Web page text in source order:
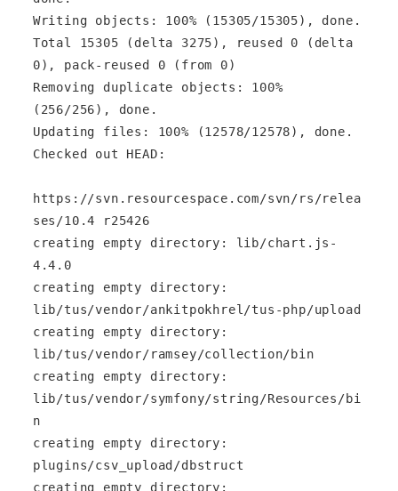
Writing objects: 100% (15305/15305), done.
Total 15305 (delta 3275), reused 0 (delta
0), pack-reused 0 (from 0)
Removing duplicate objects: 100%
(256/256), done.
Updating files: 100% (12578/12578), done.
Checked out HEAD:
https://svn.resourcespace.com/svn/rs/relea
ses/10.4 r25426
creating empty directory: lib/chart.js-
4.4.0
creating empty directory:
lib/tus/vendor/ankitpokhrel/tus-php/upload
creating empty directory:
lib/tus/vendor/ramsey/collection/bin
creating empty directory:
lib/tus/vendor/symfony/string/Resources/bi
n
creating empty directory:
plugins/csv_upload/dbstruct
creating empty directory: